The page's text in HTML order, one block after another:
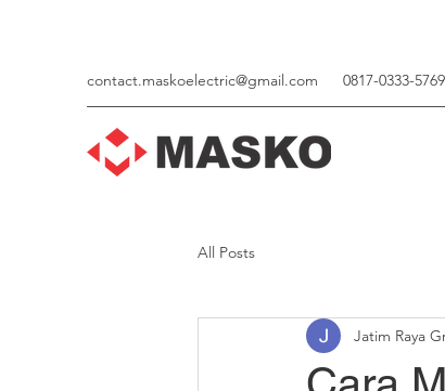
contact.maskoelectric@gmail.com 0817-0333-
All Posts
Jatim Raya